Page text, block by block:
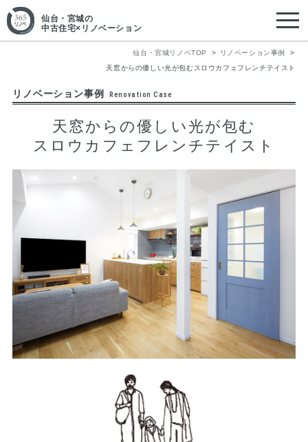
仙台・宮城の
中古住宅×リノベーション
仙台・宮城リノベTOP
リノベーション事例
天窓からの優しい光が包むスロウカフェフレンチテイスト
リノベーション事例 Renovation Case
天窓からの優しい光が包む
スロウカフェフレンチテイスト